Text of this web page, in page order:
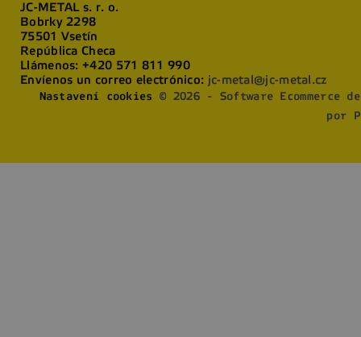
JC-METAL s. r. o.
Bobrky 2298
75501 Vsetín
República Checa
Llámenos:+420 571 811 990
Envíenos un correo electrónico: jc-metal@jc-metal.cz
Nastavení cookies
© 2026 - Software Ecommerce
por